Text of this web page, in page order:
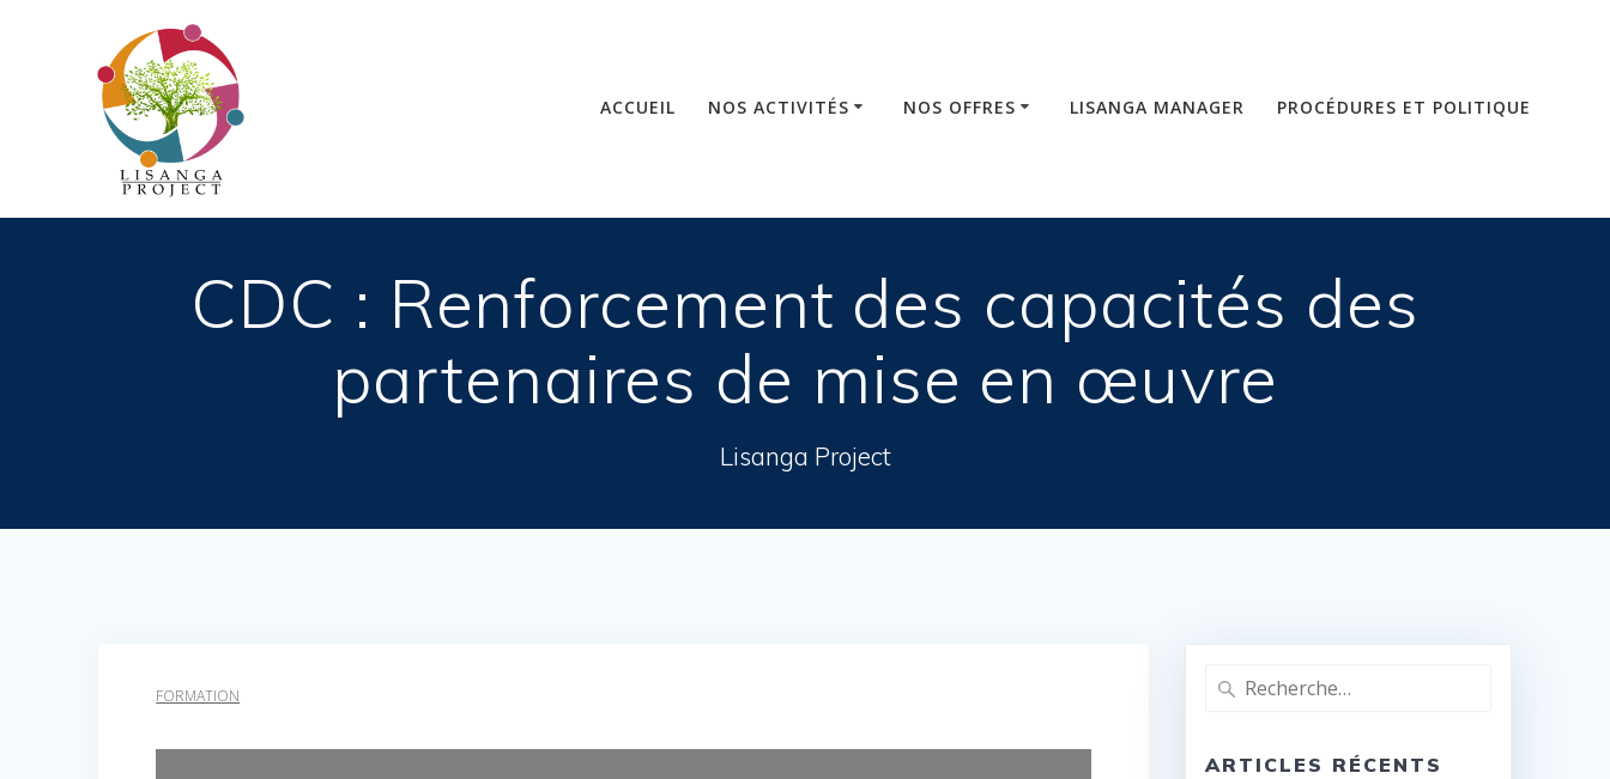
ACCUEIL NOS ACTIVITÉS NOS OFFRES LISANGA MANAGER PROCÉDURES ET POLITIQUE
CDC : Renforcement des capacités des
partenaires de mise en œuvre
Lisanga Project
FORMATION
Recherche
ARTICLES RÉCENTS